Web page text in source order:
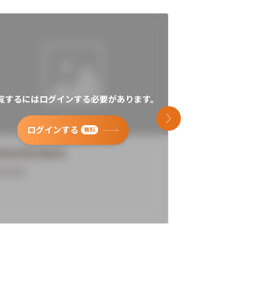
するにはログインする必要があります。
ログインする 無料
次のスライド